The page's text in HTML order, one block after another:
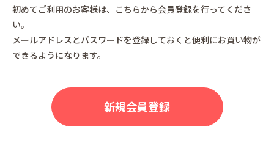
初めてご利用のお客様は、こちらから会員登録を行ってくださ
い。
メールアドレスとパスワードを登録しておくと便利にお買い物が
できるようになります。